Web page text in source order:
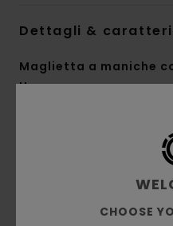
Dettagli &
Maglietta a maniche
Uomo
CHOOSE